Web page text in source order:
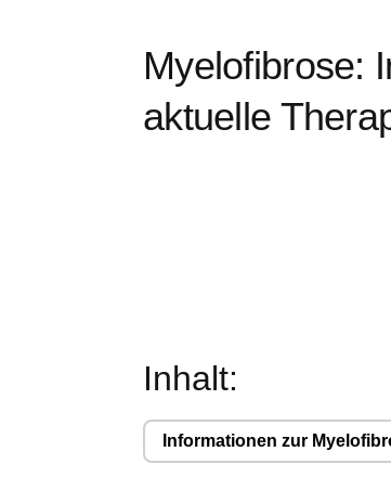
Myelofibrose:
aktuelle
Inhalt:
Informationen zur
Leistungs-